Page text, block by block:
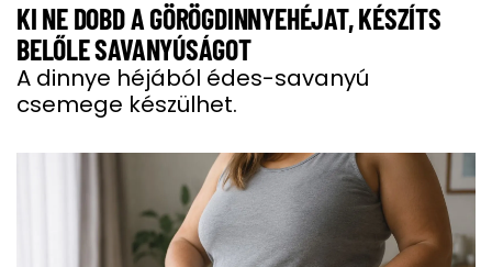
KI NE DOBD A GÖRÖGDINNYEHÉJAT, KÉSZÍTS
BELŐLE SAVANYÚSÁGOT
A dinnye héjából édes-savanyú
csemege készülhet.